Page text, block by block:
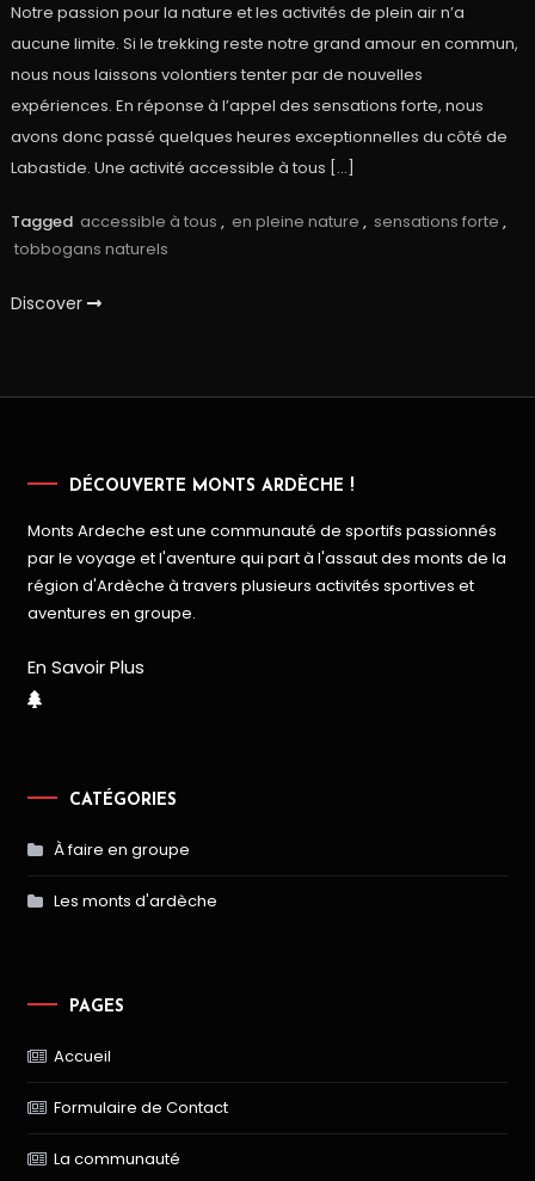
Notre passion pour la nature et les activités de plein air n’a
aucune limite. Si le trekking reste notre grand amour en commun,
nous nous laissons volontiers tenter par de nouvelles
expériences. En réponse à l’appel des sensations forte, nous
avons donc passé quelques heures exceptionnelles du côté de
Labastide. Une activité accessible à tous […]
Tagged accessible à tous , en pleine nature , sensations forte ,
tobbogans naturels
Discover
DÉCOUVERTE MONTS ARDÈCHE !
Monts Ardeche est une communauté de sportifs passionnés
par le voyage et l'aventure qui part à l'assaut des monts de la
région d'Ardèche à travers plusieurs activités sportives et
aventures en groupe.
En Savoir Plus
CATÉGORIES
À faire en groupe
Les monts d'ardèche
PAGES
Accueil
Formulaire de Contact
La communauté